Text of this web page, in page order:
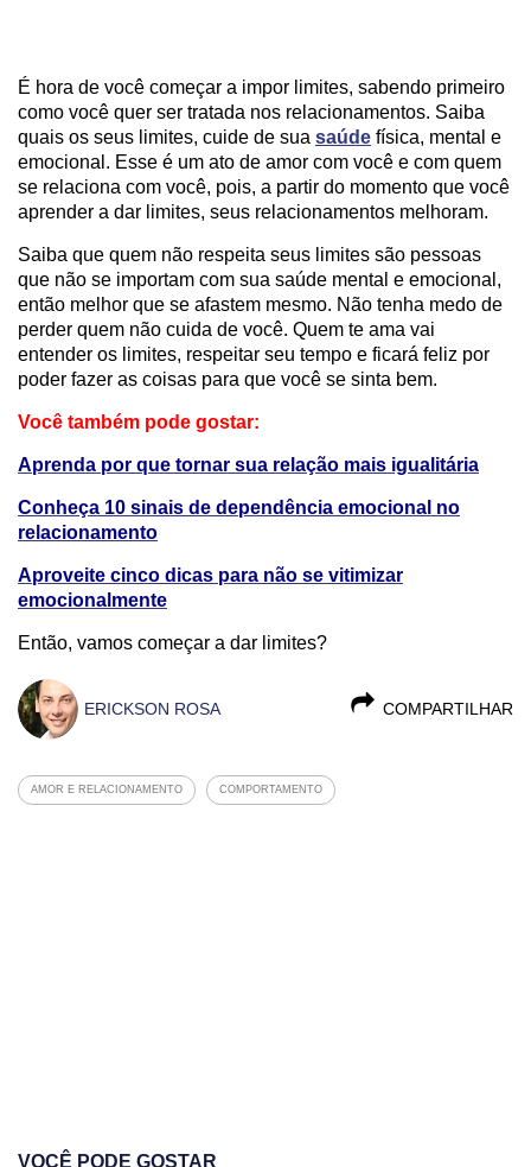
É hora de você começar a impor limites, sabendo primeiro
como você quer ser tratada nos relacionamentos. Saiba
quais os seus limites, cuide de sua saúde física, mental e
emocional. Esse é um ato de amor com você e com quem
se relaciona com você, pois, a partir do momento que você
aprender a dar limites, seus relacionamentos melhoram.
Saiba que quem não respeita seus limites são pessoas
que não se importam com sua saúde mental e emocional,
então melhor que se afastem mesmo. Não tenha medo de
perder quem não cuida de você. Quem te ama vai
entender os limites, respeitar seu tempo e ficará feliz por
poder fazer as coisas para que você se sinta bem.
Você também pode gostar:
Aprenda por que tornar sua relação mais igualitária
Conheça 10 sinais de dependência emocional no
relacionamento
Aproveite cinco dicas para não se vitimizar
emocionalmente
Então, vamos começar a dar limites?
COMPARTILHAR
ERICKSON ROSA
AMOR E RELACIONAMENTO COMPORTAMENTO
VOCÊ PODE GOSTAR